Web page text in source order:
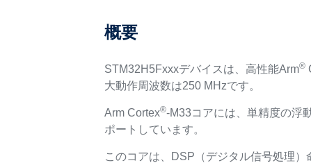
概要
STM32H5Fxxxデバイスは、高性能Arm®
大動作周波数は250 MHzです。
Arm Cortex®-M33コアには、単精度の浮
ポートしています。
このコアは、DSP（デジタル信号処理